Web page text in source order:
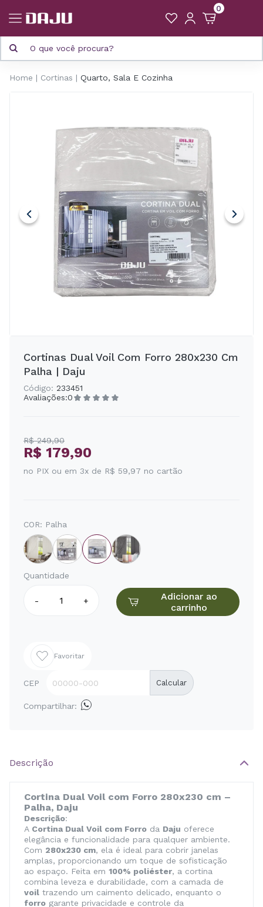
0
Home Cortinas Quarto, Sala E Cozinha
Cortinas Dual Voil Com Forro 280x230 Cm
Palha | Daju
Código: 233451
Avaliações:0
R$ 249,90
R$ 179,90
no PIX ou em 3x de R$ 59,97 no cartão
COR: Palha
Quantidade
- +
Adicionar ao
carrinho
Favoritar
CEP Calcular
Compartilhar:
Descrição
Cortina Dual Voil com Forro 280x230 cm –
Palha, Daju
Descrição:
A Cortina Dual Voil com Forro da Daju oferece
elegância e funcionalidade para qualquer ambiente.
Com 280x230 cm, ela é ideal para cobrir janelas
amplas, proporcionando um toque de sofisticação
ao espaço. Feita em 100% poliéster, a cortina
combina leveza e durabilidade, com a camada de
voil trazendo um caimento delicado, enquanto o
forro garante privacidade e controle da